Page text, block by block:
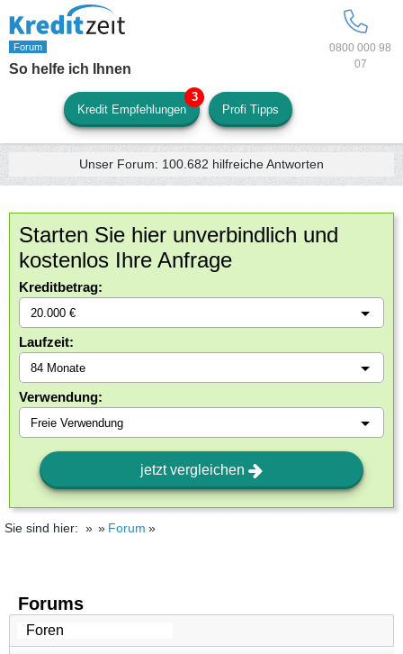
0800 000 98
07
So helfe ich Ihnen
Kredit Empfehlungen Profi Tipps
Unser Forum: 100.682 hilfreiche Antworten
Starten Sie hier unverbindlich und
kostenlos Ihre Anfrage
Kreditbetrag:
Laufzeit:
Verwendung:
jetzt vergleichen
Sie sind hier: Forum
Forums